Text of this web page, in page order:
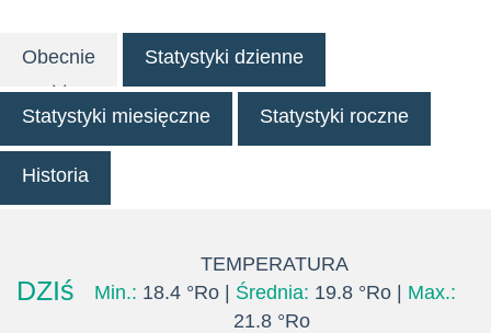
Obecnie Statystyki dzienne
Statystyki miesięczne Statystyki roczne
Historia
DZIś
TEMPERATURA
Min.: 18.4 °Ro | Średnia: 19.8 °Ro | Max.:
21.8 °Ro